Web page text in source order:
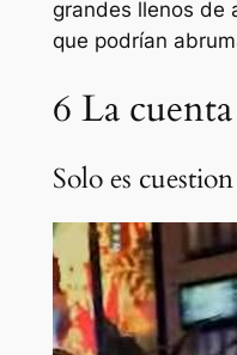
grandes llenos de
que podrían
6 La
Solo es